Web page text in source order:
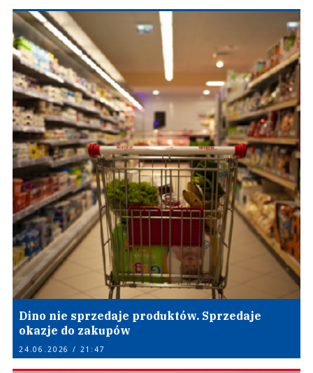
Dino nie sprzedaje produktów. Sprzedaje
okazje do zakupów
24.06.2026 / 21:47